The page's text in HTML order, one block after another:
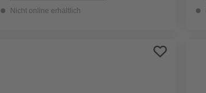
Nicht online erhältlich